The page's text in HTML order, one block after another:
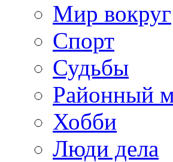
Мир вокруг
Спорт
Судьбы
Районный
Хобби
Люди дела